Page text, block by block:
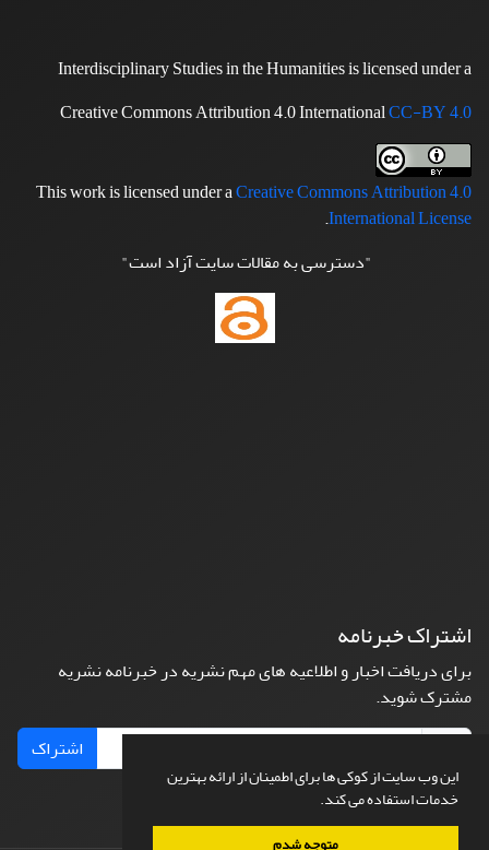
این وب سایت از کوکی ها برای اطمینان از ارائه بهترین
خدمات استفاده می کند.
متوجه شدم
Interdisciplinary Studies in the Humanities is licensed under a
Creative Commons Attribution 4.0 InternationalCC-BY 4.0
This work is licensed under aCreative Commons Attribution 4.0
International License
.
"دسترسی به مقالات سایت آزاد است"
اشتراک خبرنامه
برای دریافت اخبار و اطلاعیه های مهم نشریه در خبرنامه نشریه
مشترک شوید.
اشتراک